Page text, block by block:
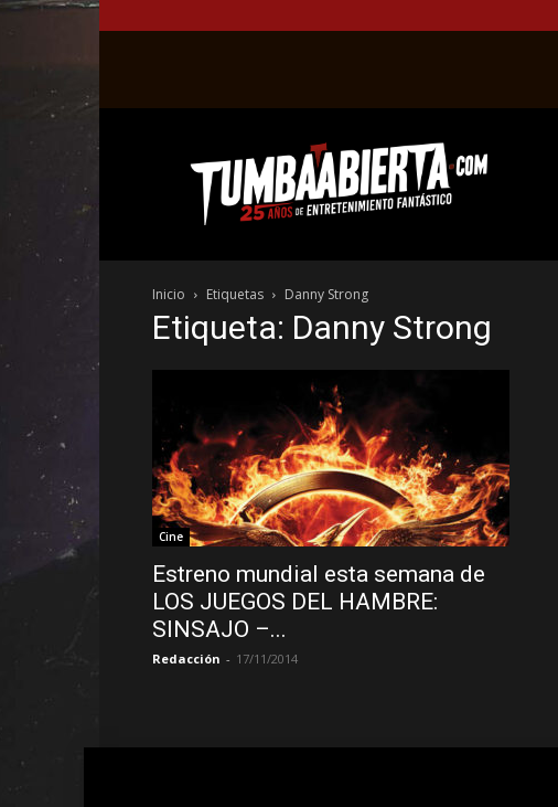
web
del
entretenimiento
el
género
fantástico.
Inicio Etiquetas Danny Strong
Etiqueta: Danny Strong
Cine
Estreno mundial esta semana de
LOS JUEGOS DEL HAMBRE:
SINSAJO –...
Redacción - 17/11/2014